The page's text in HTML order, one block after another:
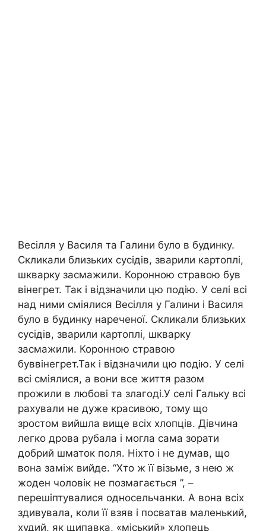
Весілля у Василя та Галини було в будинку.
Скликали близьких сусідів, зварили картоплі,
шкварку засмажили. Коронною стравою був
вінегрет. Так і відзначили цю подію. У селі всі
над ними сміялися Весілля у Галини і Василя
було в будинку нареченої. Скликали близьких
сусідів, зварили картоплі, шкварку
засмажили. Коронною стравою
буввінегрет.Так і відзначили цю подію. У селі
всі сміялися, а вони все життя разом
прожили в любові та злагоді.У селі Гальку всі
рахували не дуже красивою, тому що
зростом вийшла вище всіх хлопців. Дівчина
легко дрова рубала і могла сама зорати
добрий шматок поля. Ніхто і не думав, що
вона заміж вийде. “Хто ж її візьме, з нею ж
жоден чоловік не позмагається ”, –
перешіптувалися односельчанки. А вона всіх
здивувала, коли її взяв і посватав маленький,
худий, як щипавка, «міський» хлопець